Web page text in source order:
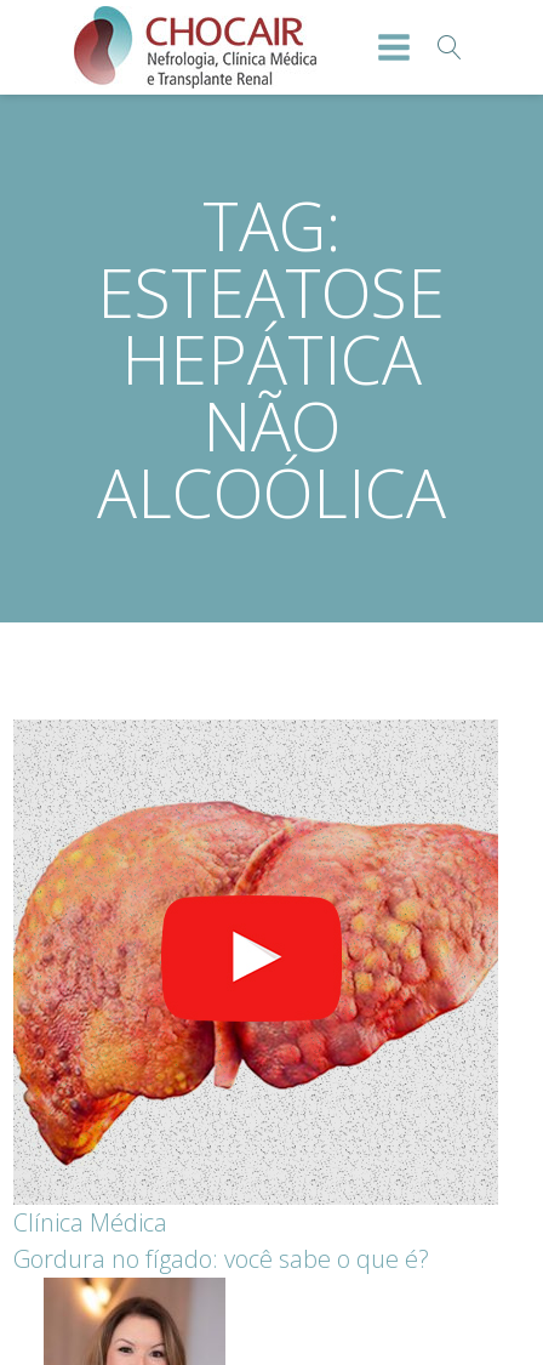
TAG:
ESTEATOSE
HEPÁTICA
NÃO
ALCOÓLICA
Clínica Médica
Gordura no fígado: você sabe o que é?